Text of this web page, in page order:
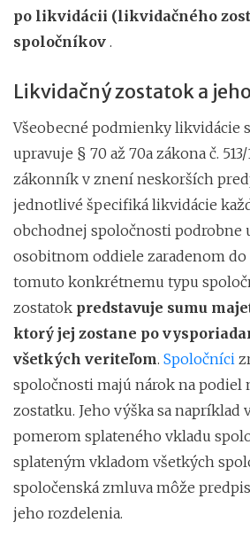
po likvidácii (likvidačného
spoločníkov .
Likvidačný zostatok a
Všeobecné podmienky likvidácie
upravuje § 70 až 70a zákona č.
zákonník v znení neskorších
jednotlivé špecifiká likvidácie
obchodnej spoločnosti podrobne
osobitnom oddiele zaradenom do
tomuto konkrétnemu typu
zostatok predstavuje sumu
ktorý jej zostane po
všetkých veriteľom. Spoločníci
spoločnosti majú nárok na podiel
zostatku. Jeho výška sa napríklad
pomerom splateného vkladu
splateným vkladom všetkých
spoločenská zmluva môže
jeho rozdelenia.